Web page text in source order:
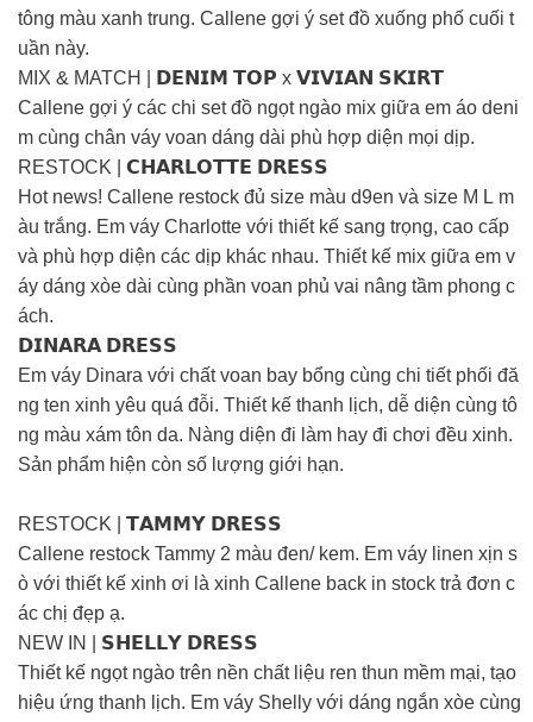
tông màu xanh trung. Callene gợi ý set đồ xuống phố cuối t
uần này.
MIX & MATCH | 𝗗𝗘𝗡𝗜𝗠 𝗧𝗢𝗣 x 𝗩𝗜𝗩𝗜𝗔𝗡 𝗦𝗞𝗜𝗥𝗧
Callene gợi ý các chi set đồ ngọt ngào mix giữa em áo deni
m cùng chân váy voan dáng dài phù hợp diện mọi dịp.
RESTOCK | 𝗖𝗛𝗔𝗥𝗟𝗢𝗧𝗧𝗘 𝗗𝗥𝗘𝗦𝗦
Hot news! Callene restock đủ size màu d9en và size M L m
àu trắng. Em váy Charlotte với thiết kế sang trọng, cao cấp
và phù hợp diện các dịp khác nhau. Thiết kế mix giữa em v
áy dáng xòe dài cùng phần voan phủ vai nâng tầm phong c
ách.
𝗗𝗜𝗡𝗔𝗥𝗔 𝗗𝗥𝗘𝗦𝗦
Em váy Dinara với chất voan bay bổng cùng chi tiết phối đă
ng ten xinh yêu quá đỗi. Thiết kế thanh lịch, dễ diện cùng tô
ng màu xám tôn da. Nàng diện đi làm hay đi chơi đều xinh.
Sản phẩm hiện còn số lượng giới hạn.
RESTOCK | 𝗧𝗔𝗠𝗠𝗬 𝗗𝗥𝗘𝗦𝗦
Callene restock Tammy 2 màu đen/ kem. Em váy linen xịn s
ò với thiết kế xinh ơi là xinh Callene back in stock trả đơn c
ác chị đẹp ạ.
NEW IN | 𝗦𝗛𝗘𝗟𝗟𝗬 𝗗𝗥𝗘𝗦𝗦
Thiết kế ngọt ngào trên nền chất liệu ren thun mềm mại, tạo
hiệu ứng thanh lịch. Em váy Shelly với dáng ngắn xòe cùng